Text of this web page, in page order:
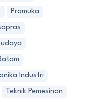
Pramuka
Industri
Teknik Pemesinan